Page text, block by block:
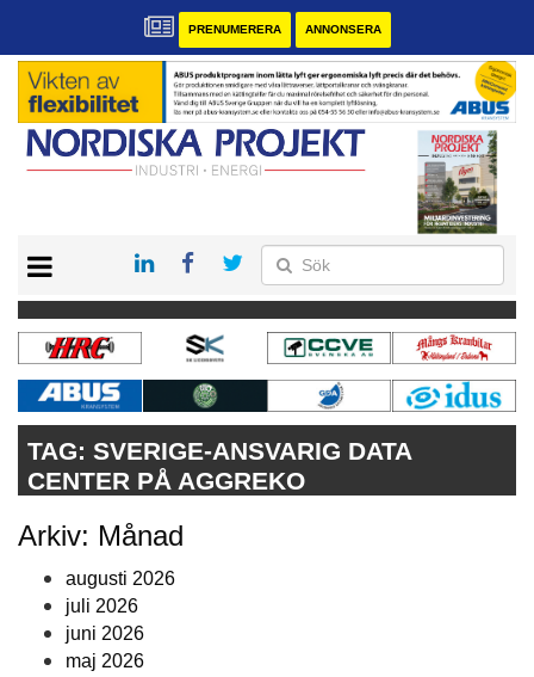
PRENUMERERA ANNONSERA
KONTAKT
VÅRA ANDRA MAGASIN
PRENUMERERA
ANNONSERA
TAG: SVERIGE-ANSVARIG DATA
CENTER PÅ AGGREKO
Arkiv: Månad
augusti 2026
juli 2026
juni 2026
maj 2026